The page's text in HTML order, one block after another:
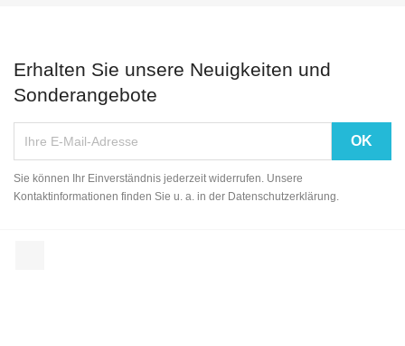
Erhalten Sie unsere Neuigkeiten und
Sonderangebote
Sie können Ihr Einverständnis jederzeit widerrufen. Unsere
Kontaktinformationen finden Sie u. a. in der Datenschutzerklärung.